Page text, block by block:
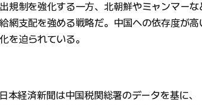
規制を強化する一方、北朝鮮やミャンマーな
網支配を強める戦略だ。中国への依存度が高
を迫られている。
本経済新聞は中国税関総署のデータを基に、